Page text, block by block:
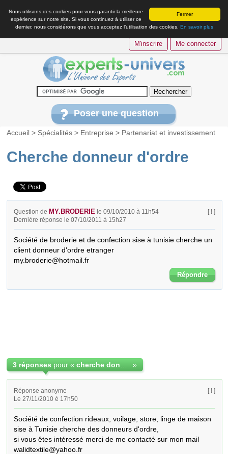
Fermer
Nous utilisons des cookies pour vous garantir la meilleure
expérience sur notre site. Si vous continuez à utiliser ce
dernier, nous considérons que vous acceptez l’utilisation des cookies. En savoir plus
M'inscrire Me connecter
Poser une question
Accueil > Spécialités > Entreprise > Partenariat et investissement
Cherche donneur d'ordre
Question de MY.BRODERIE le 09/10/2010 à 11h54
Dernière réponse le 07/10/2011 à 15h27
[ ! ]
Société de broderie et de confection sise à tunisie cherche un
client donneur d'ordre etranger
my.broderie@hotmail.fr
Répondre
3 réponses pour « »
Réponse anonyme
Le 27/11/2010 é 17h50
[ ! ]
Société de confection rideaux, voilage, store, linge de maison
sise à Tunisie cherche des donneurs d'ordre,
si vous êtes intéressé merci de me contacté sur mon mail
walidtextile@yahoo.fr